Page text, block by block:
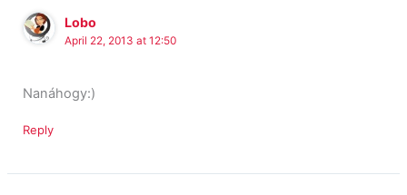
Lobo
April 22, 2013 at 12:50
Nanáhogy:)
Reply